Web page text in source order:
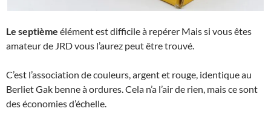
Le septième élément est difficile à repérer Mais si vous êtes
amateur de JRD vous l’aurez peut être trouvé.
C’est l’association de couleurs, argent et rouge, identique au
Berliet Gak benne à ordures. Cela n’a l’air de rien, mais ce sont
des économies d’échelle.